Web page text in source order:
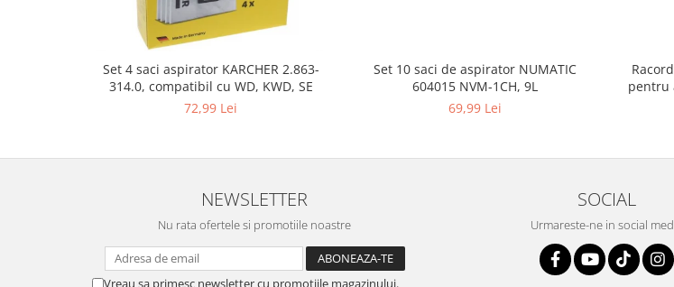
Set 4 saci aspirator KARCHER 2.863-
314.0, compatibil cu WD, KWD, SE
72,99 Lei
Set 10 saci de aspirator NUMATIC
604015 NVM-1CH, 9L
69,99 Lei
pentru
NEWSLETTER
Nu rata ofertele si promotiile noastre
Vreau sa primesc newsletter cu promotiile magazinului.
SOCIAL
Urmareste-ne in social